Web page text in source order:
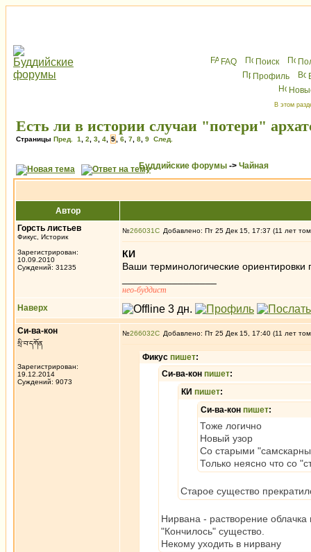
FAQ Поиск
Профиль
В этом
Есть ли в истории случаи "потери"
Страницы Пред. 1 2 3 4 5 6 7 8 9 След.
Буддийские форумы -> Чайная
Автор
Горсть листьев
Фикус, Историк
Зарегистрирован:
10.09.2010
Суждений: 31235
№266031 Добавлено: Пт 25 Дек 15, 17:37 (11 лет
КИ
Ваши терминологические
нео-буддист
Наверх
Си-ва-кон
སྲི་བ་དཀོན
Зарегистрирован:
19.12.2014
Суждений: 9073
№266032 Добавлено: Пт 25 Дек 15, 17:40 (11 лет
Фикус пишет:
Си-ва-кон пишет:
КИ пишет:
Си-ва-кон пишет:
Тоже логично
Новый узор
Со старыми
Только неясно что со
Старое существо
Нирвана - растворение
"Кончилось" существо.
Некому уходить в нирвану